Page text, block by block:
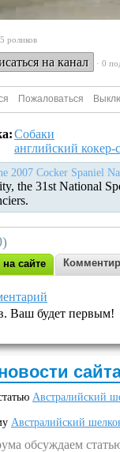
роликов
на канал · 0
Пожаловаться
Собаки
английский кокер-
2007 Cocker Spaniel
the 31st National
сайте
Ваш будет первым!
Австралийский
Австралийский
обсуждаем